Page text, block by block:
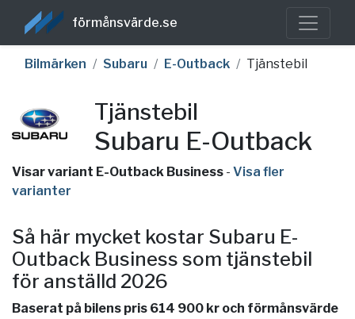
förmånsvärde.se
Bilmärken Subaru E-Outback Tjänstebil
Tjänstebil
Subaru E-Outback
Visar variant E-Outback Business - Visa fler
varianter
Så här mycket kostar Subaru E-
Outback Business som tjänstebil
för anställd 2026
Baserat på bilens pris 614 900 kr och förmånsvärde